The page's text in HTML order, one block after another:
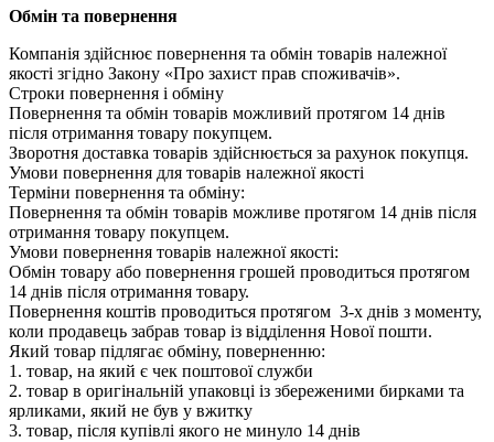
Обмін та повернення
Компанія здійснює повернення та обмін товарів належної
якості згідно Закону «Про захист прав споживачів».
Строки повернення і обміну
Повернення та обмін товарів можливий протягом 14 днів
після отримання товару покупцем.
Зворотня доставка товарів здійснюється за рахунок покупця.
Умови повернення для товарів належної якості
Терміни повернення та обміну:
Повернення та обмін товарів можливе протягом 14 днів після
отримання товару покупцем.
Умови повернення товарів належної якості:
Обмін товару або повернення грошей проводиться протягом
14 днів після отримання товару.
Повернення коштів проводиться протягом 3-х днів з моменту,
коли продавець забрав товар із відділення Нової пошти.
Який товар підлягає обміну, поверненню:
1. товар, на який є чек поштової служби
2. товар в оригінальній упаковці із збереженими бирками та
ярликами, який не був у вжитку
3. товар, після купівлі якого не минуло 14 днів